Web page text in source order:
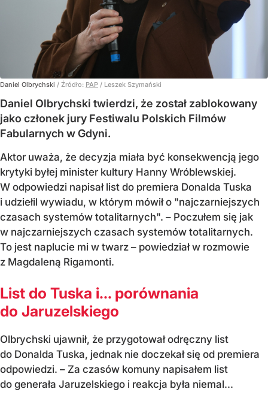
Daniel Olbrychski / Źródło: PAP / Leszek Szymański
Daniel Olbrychski twierdzi, że został zablokowany
jako członek jury Festiwalu Polskich Filmów
Fabularnych w Gdyni.
Aktor uważa, że decyzja miała być konsekwencją jego
krytyki byłej minister kultury Hanny Wróblewskiej.
W odpowiedzi napisał list do premiera Donalda Tuska
i udziełil wywiadu, w którym mówił o "najczarniejszych
czasach systemów totalitarnych". – Poczułem się jak
w najczarniejszych czasach systemów totalitarnych.
To jest naplucie mi w twarz – powiedział w rozmowie
z Magdaleną Rigamonti.
List do Tuska i… porównania
do Jaruzelskiego
Olbrychski ujawnił, że przygotował odręczny list
do Donalda Tuska, jednak nie doczekał się od premiera
odpowiedzi. – Za czasów komuny napisałem list
do generała Jaruzelskiego i reakcja była niemal...